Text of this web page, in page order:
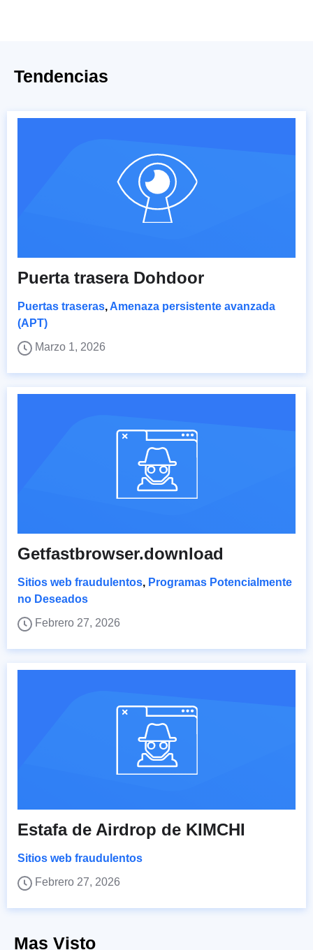
Tendencias
Puerta trasera Dohdoor
Puertas traseras,Amenaza persistente avanzada
(APT)
Marzo 1, 2026
Getfastbrowser.download
Sitios web fraudulentos, Programas Potencialmente
no Deseados
Febrero 27, 2026
Estafa de Airdrop de KIMCHI
Sitios web fraudulentos
Febrero 27, 2026
Mas Visto